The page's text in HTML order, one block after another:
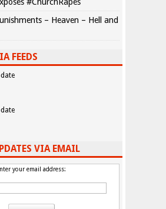
#ChurchRapes
– Heaven – Hell and
FEEDS
VIA EMAIL
your email address: